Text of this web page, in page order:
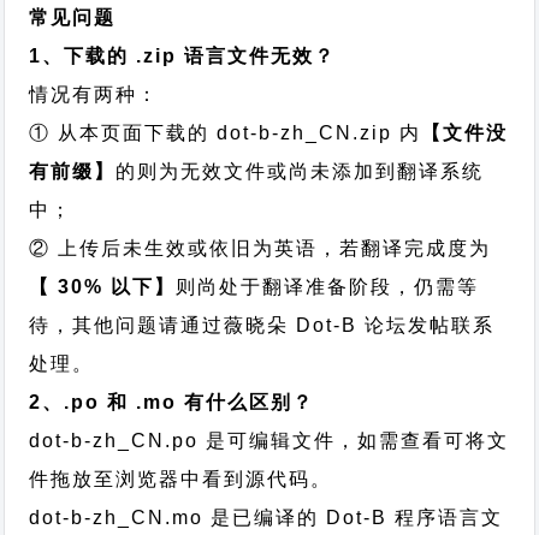
常见问题
1、下载的 .zip 语言文件无效？
情况有两种：
① 从本页面下载的 dot-b-zh_CN.zip 内
【文件没
有前缀】 的则为无效文件或尚未添加到翻译系统
中；
② 上传后未生效或依旧为英语，若翻译完成度为
【 30% 以下】 则尚处于翻译准备阶段，仍需等
待，其他问题请通过薇晓朵 Dot-B 论坛发帖联系
处理。
2、.po 和 .mo 有什么区别？
dot-b-zh_CN.po 是可编辑文件，如需查看可将文
件拖放至浏览器中看到源代码。
dot-b-zh_CN.mo 是已编译的 Dot-B 程序语言文